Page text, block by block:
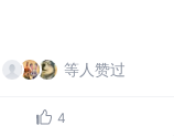
等人赞过
4